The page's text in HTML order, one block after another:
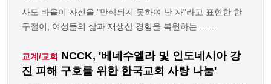
사도 바울이 자신을 "만삭되지 못하여 난 자"라고 표현한 한
구절이, 여성들의 삶과 재생산 경험을 복원하는 ... ...
교계/교회 NCCK, '베네수엘라 및 인도네시아 강
진 피해 구호를 위한 한국교회 사랑 나눔'